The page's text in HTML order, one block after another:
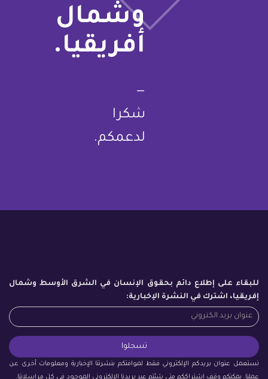
وشمال
أفريقيا.
—
شكرا
لدعمكم.
للبقاء على إطلاع دائم بحقوق الإنسان في الشرق الأوسط وشمال
إفريقيا، اشترك في النشرة الإخبارية:
نستعمل عنوان بريدكم الإلكتروني فقط لموافتكم بنشرتنا الإخبارية ومعلومات أخرى عن
عملنا. يمكنكم وقف اشتراككم متى شئتم عبر بريدنا الإلكتروني الموجود في كل مراسلاتنا.